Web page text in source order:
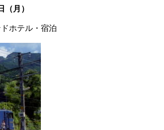
月）
ホテル・宿泊